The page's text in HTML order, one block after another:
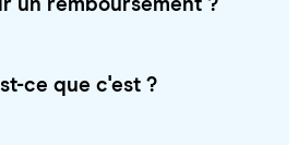
un remboursement ?
ce que c'est ?